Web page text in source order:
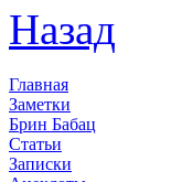
Назад
Главная
Заметки
Брин Бабац
Статьи
Записки